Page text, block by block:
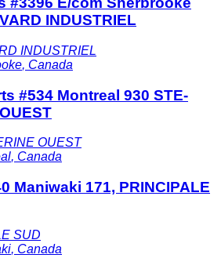
INDUSTRIEL
INDUSTRIEL
, Canada
#534 Montreal 930 STE-
OUEST
, Canada
Maniwaki 171, PRINCIPALE
SUD
, Canada